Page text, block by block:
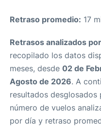
Retraso promedio: 17
Retrasos analizados
recopilado los datos
meses, desde 02 de
Agosto de 2026. A
resultados desglosados
número de vuelos
por día y retraso